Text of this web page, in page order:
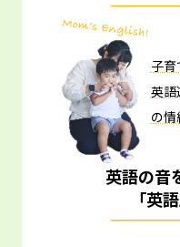
子育
英語
の情
英語の音
「英